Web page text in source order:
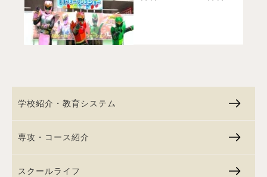
学校紹介・教育システム
専攻・コース紹介
スクールライフ